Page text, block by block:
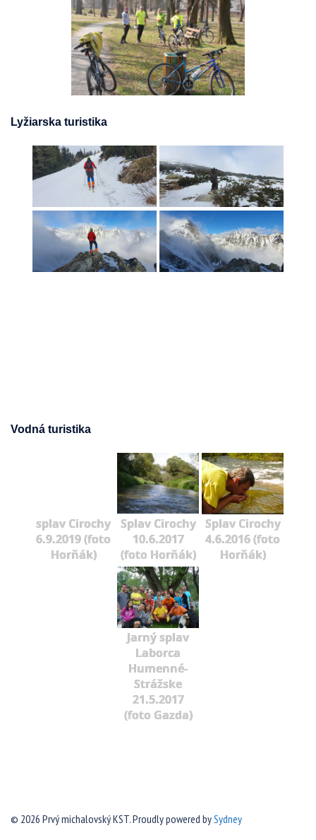
Lyžiarska turistika
Vodná turistika
splav Cirochy
6.9.2019 (foto
Horňák)
Splav Cirochy
10.6.2017
(foto Horňák)
Splav Cirochy
4.6.2016 (foto
Horňák)
Jarný splav
Laborca
Humenné-
Strážske
21.5.2017
(foto Gazda)
© 2026 Prvý michalovský KST. Proudly powered bySydney